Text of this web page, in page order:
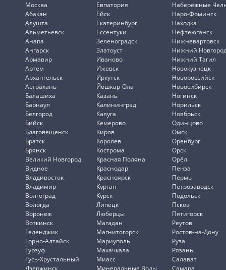
Москва
Абакан
Алушта
Альметьевск
Анапа
Ангарск
Армавир
Артем
Архангельск
Астрахань
Балашиха
Барнаул
Белгород
Бийск
Благовещенск
Братск
Брянск
Великий Новгород
Видное
Владивосток
Владимир
Волгоград
Вологда
Воронеж
Воткинск
Геленджик
Горно-Алтайск
Гурзуф
Гусь-Хрустальный
Дзержинск
Евпатория
Ейск
Екатеринбург
Ессентуки
Зеленоградск
Златоуст
Иваново
Ижевск
Иркутск
Йошкар-Ола
Казань
Калининград
Калуга
Кемерово
Киров
Королев
Кострома
Красная Поляна
Краснодар
Красноярск
Курган
Курск
Липецк
Люберцы
Магадан
Магнитогорск
Мариуполь
Махачкала
Миасс
Минеральные Воды
Набережные
Наро-Фоминск
Находка
Нефтеюганск
Нижневартовск
Нижний
Нижний Тагил
Новокузнецк
Новороссийск
Новосибирск
Ногинск
Норильск
Ноябрьск
Одинцово
Омск
Оренбург
Орск
Орёл
Пенза
Пермь
Петрозаводск
Подольск
Псков
Пятигорск
Реутов
Ростов-на-Дону
Руза
Рязань
Салават
Самара